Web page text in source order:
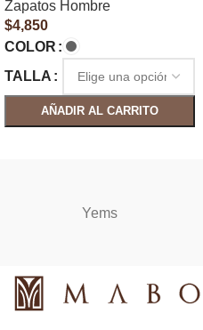
Zapatos Hombre
$4,850
COLOR
TALLA
AÑADIR AL CARRITO
Yems